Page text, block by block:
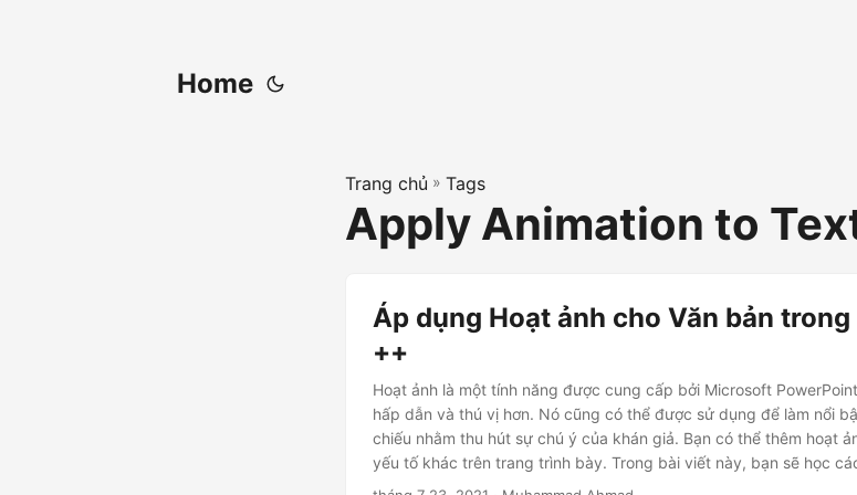
Home
Trang chủ » Tags
Apply Animation to
Áp dụng Hoạt ảnh cho Văn bản
++
Hoạt ảnh là một tính năng được cung cấp bởi Microsoft
hấp dẫn và thú vị hơn. Nó cũng có thể được sử dụng để làm nổi
chiếu nhằm thu hút sự chú ý của khán giả. Bạn có thể thêm hoạt
yếu tố khác trên trang trình bày. Trong bài viết này, bạn sẽ học
trong tệp PowerPoint bằng C ++.